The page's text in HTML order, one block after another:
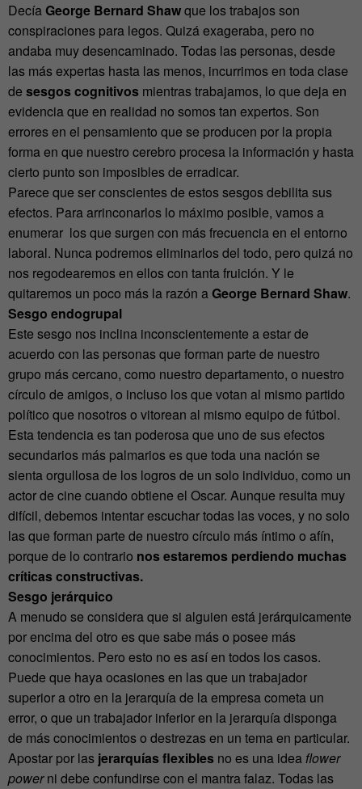
DecíaGeorge Bernard Shawque los trabajos son
conspiraciones para legos. Quizá exageraba, pero no
andaba muy desencaminado. Todas las personas, desde
las más expertas hasta las menos, incurrimos en toda clase
de sesgos cognitivos mientras trabajamos, lo que deja en
evidencia que en realidad no somos tan expertos. Son
errores en el pensamiento que se producen por la propia
forma en que nuestro cerebro procesa la información y hasta
cierto punto son imposibles de erradicar.
Parece que ser conscientes de estos sesgos debilita sus
efectos. Para arrinconarlos lo máximo posible, vamos a
enumerar los que surgen con más frecuencia en el entorno
laboral. Nunca podremos eliminarlos del todo, pero quizá no
nos regodearemos en ellos con tanta fruición. Y le
quitaremos un poco más la razón aGeorge Bernard Shaw.
Sesgo endogrupal
Este sesgo nos inclina inconscientemente a estar de
acuerdo con las personas que forman parte de nuestro
grupo más cercano, como nuestro departamento, o nuestro
círculo de amigos, o incluso los que votan al mismo partido
político que nosotros o vitorean al mismo equipo de fútbol.
Esta tendencia es tan poderosa que uno de sus efectos
secundarios más palmarios es que toda una nación se
sienta orgullosa de los logros de un solo individuo, como un
actor de cine cuando obtiene el Oscar. Aunque resulta muy
difícil, debemos intentar escuchar todas las voces, y no solo
las que forman parte de nuestro círculo más íntimo o afín,
porque de lo contrario nos estaremos perdiendo muchas
críticas constructivas.
Sesgo jerárquico
A menudo se considera que si alguien está jerárquicamente
por encima del otro es que sabe más o posee más
conocimientos. Pero esto no es así en todos los casos.
Puede que haya ocasiones en las que un trabajador
superior a otro en la jerarquía de la empresa cometa un
error, o que un trabajador inferior en la jerarquía disponga
de más conocimientos o destrezas en un tema en particular.
Apostar por las jerarquías flexibles no es una ideaflower
powerni debe confundirse con el mantra falaz. Todas las